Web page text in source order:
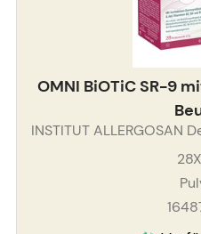
OMNI BiOTiC SR-9
INSTITUT ALLERGOSAN